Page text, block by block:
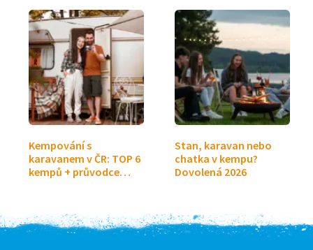
Kempování s
karavanem v ČR: TOP 6
kempů + průvodce…
Stan, karavan nebo
chatka v kempu?
Dovolená 2026